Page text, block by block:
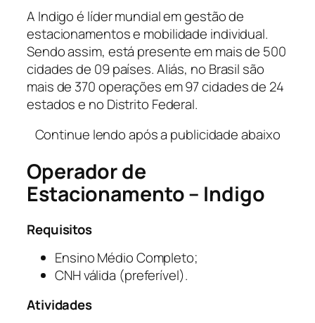
A Indigo é líder mundial em gestão de
estacionamentos e mobilidade individual.
Sendo assim, está presente em mais de 500
cidades de 09 países. Aliás, no Brasil são
mais de 370 operações em 97 cidades de 24
estados e no Distrito Federal.
Continue lendo após a publicidade abaixo
Operador de
Estacionamento – Indigo
Requisitos
Ensino Médio Completo;
CNH válida (preferível).
Atividades